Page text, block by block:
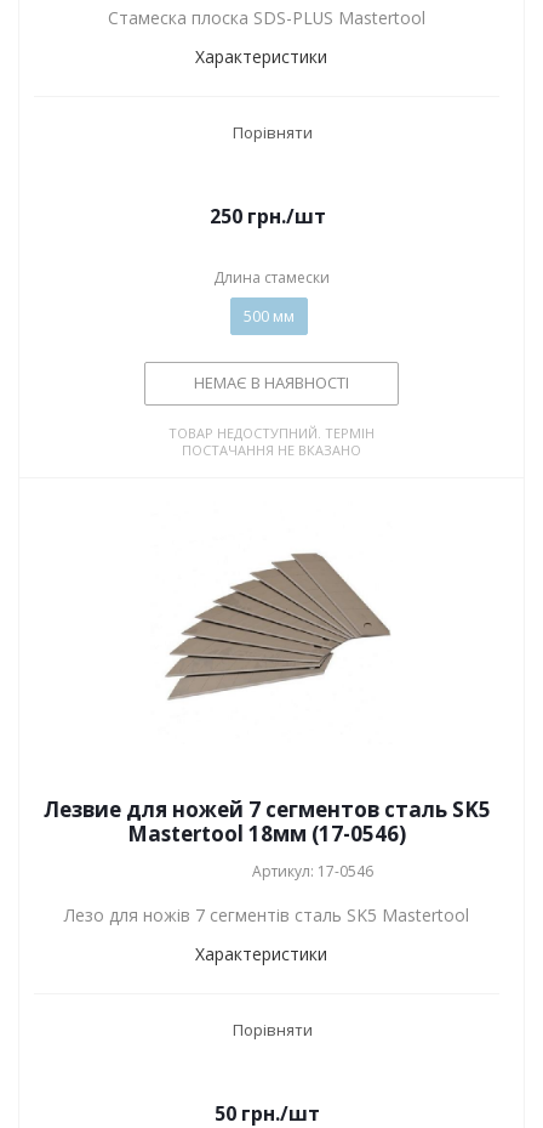
Стамеска плоска SDS-PLUS Mastertool
Характеристики
Порівняти
250грн./шт
Длина стамески
500 мм
НЕМАЄ В НАЯВНОСТІ
ТОВАР НЕДОСТУПНИЙ. ТЕРМІН
ПОСТАЧАННЯ НЕ ВКАЗАНО
Лезвие для ножей 7 сегментов сталь SK5
Mastertool 18мм (17-0546)
Артикул: 17-0546
Лезо для ножів 7 сегментів сталь SK5 Mastertool
Характеристики
Порівняти
50 грн./шт